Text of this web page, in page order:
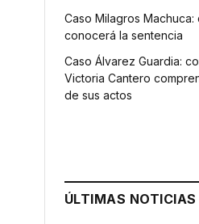
Caso Milagros
conocerá la sentencia
Caso Álvarez Guardia:
Victoria Cantero
de sus actos
ÚLTIMAS NOTICIAS